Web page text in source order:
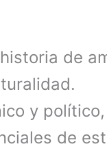
de
y político,
de